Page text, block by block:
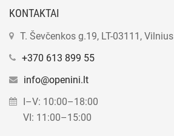
KONTAKTAI
T. Ševčenkos g.19, LT-03111, Vilnius
+370 613 899 55
info@openini.lt
I–V: 10:00–18:00
VI: 11:00–15:00